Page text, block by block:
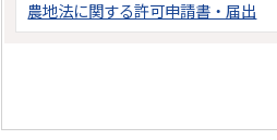
農地法に関する許可申請書・届出